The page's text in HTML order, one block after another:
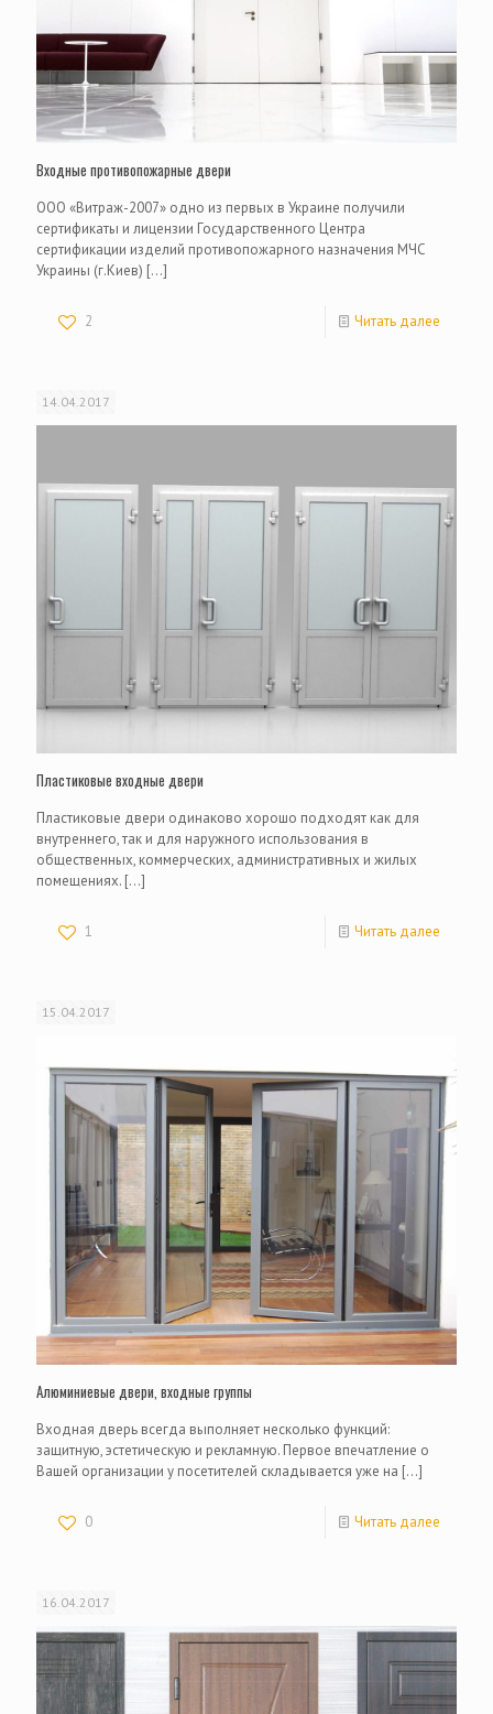
Входные противопожарные двери
ООО «Витраж-2007» одно из первых в Украине получили
сертификаты и лицензии Государственного Центра
сертификации изделий противопожарного назначения МЧС
Украины (г.Киев) […]
2 Читать далее
14.04.2017
Пластиковые входные двери
Пластиковые двери одинаково хорошо подходят как для
внутреннего, так и для наружного использования в
общественных, коммерческих, административных и жилых
помещениях. […]
1 Читать далее
15.04.2017
Алюминиевые двери, входные группы
Входная дверь всегда выполняет несколько функций:
защитную, эстетическую и рекламную. Первое впечатление о
Вашей организации у посетителей складывается уже на […]
0 Читать далее
16.04.2017